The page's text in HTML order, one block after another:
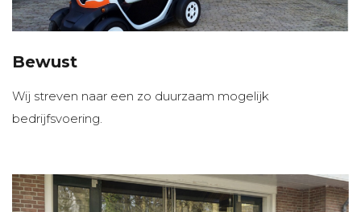
Bewust
Wij streven naar een zo duurzaam mogelijk
bedrijfsvoering.